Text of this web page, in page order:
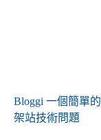
Bloggi 一個簡單
架站技術問題